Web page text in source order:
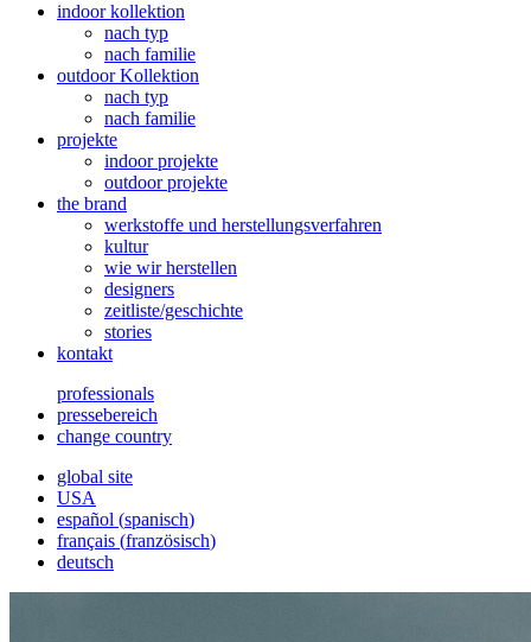
indoor kollektion
nach typ
nach familie
outdoor Kollektion
nach typ
nach familie
projekte
indoor projekte
outdoor projekte
the brand
werkstoffe und herstellungsverfahren
kultur
wie wir herstellen
designers
zeitliste/geschichte
stories
kontakt
professionals
pressebereich
change country
global site
USA
español (spanisch)
français (französisch)
deutsch